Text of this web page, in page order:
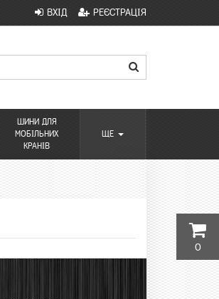
ВХІД РЕЄСТРАЦІЯ
ШИНИ ДЛЯ
МОБІЛЬНИХ
КРАНІВ
ЩЕ
0